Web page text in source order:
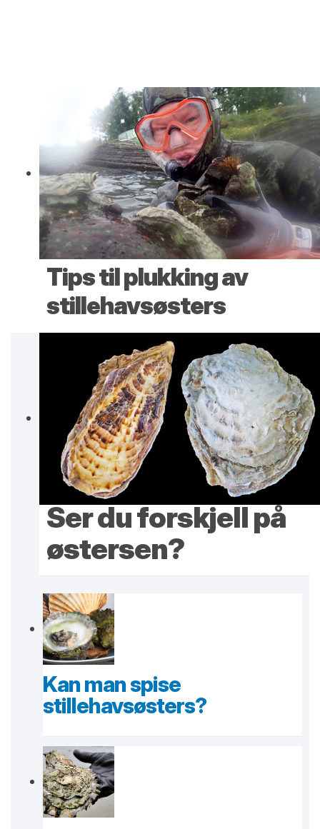
Tips til plukking av
stillehavsøsters
Ser du forskjell på
østersen?
Kan man spise
stillehavsøsters?